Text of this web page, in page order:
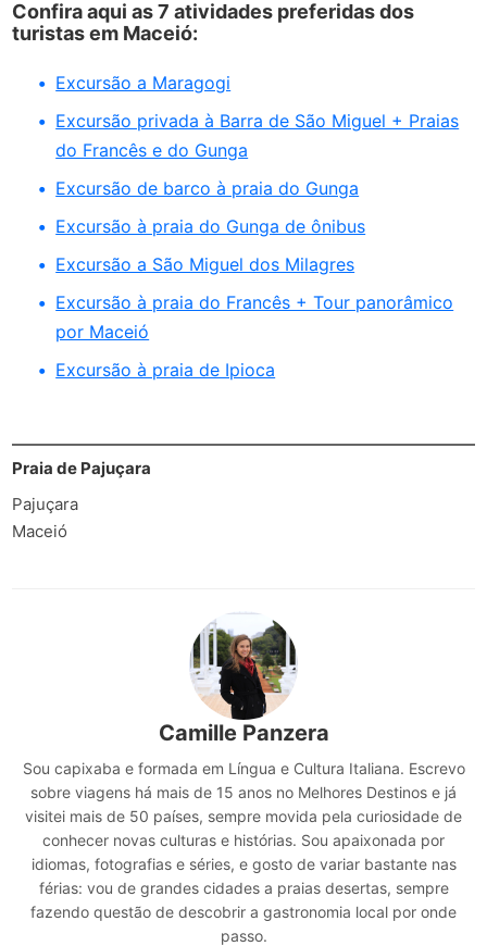
Confira aqui as 7 atividades preferidas dos
turistas em Maceió:
Excursão a Maragogi
Excursão privada à Barra de São Miguel + Praias
do Francês e do Gunga
Excursão de barco à praia do Gunga
Excursão à praia do Gunga de ônibus
Excursão a São Miguel dos Milagres
Excursão à praia do Francês + Tour panorâmico
por Maceió
Excursão à praia de Ipioca
Praia de Pajuçara
Pajuçara
Maceió
Camille Panzera
Sou capixaba e formada em Língua e Cultura Italiana. Escrevo
sobre viagens há mais de 15 anos no Melhores Destinos e já
visitei mais de 50 países, sempre movida pela curiosidade de
conhecer novas culturas e histórias. Sou apaixonada por
idiomas, fotografias e séries, e gosto de variar bastante nas
férias: vou de grandes cidades a praias desertas, sempre
fazendo questão de descobrir a gastronomia local por onde
passo.